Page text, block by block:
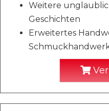
Weitere
Geschichten
Erweitertes